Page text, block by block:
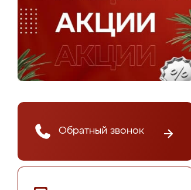
Обратный звонок